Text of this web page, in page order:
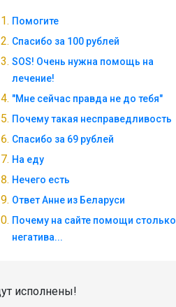
Помогите
Спасибо за 100 рублей
SOS! Очень нужна помощь на
лечение!
"Мне сейчас правда не до тебя"
Почему такая несправедливость
Спасибо за 69 рублей
На еду
Нечего есть
Ответ Анне из Беларуси
Почему на сайте помощи столько
негатива...
исполнены!